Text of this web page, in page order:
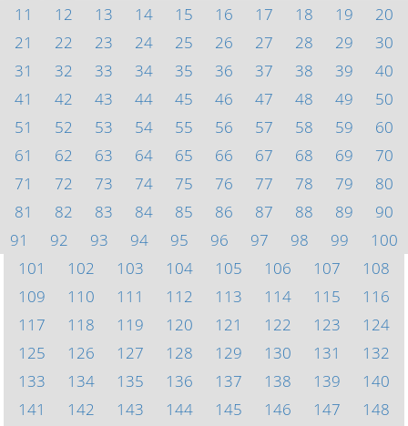
11
12 13 14 15 16 17 18 19
20
21
22 23 24 25 26 27 28 29
30
31
32 33 34 35 36 37 38 39
40
41
42 43 44 45 46 47 48 49
50
51
52 53 54 55 56 57 58 59
60
61
62 63 64 65 66 67 68 69
70
71
72 73 74 75 76 77 78 79
80
81
82 83 84 85 86 87 88 89
90
91
92 93 94 95 96 97 98 99
100
101
102 103 104 105 106 107
108
109
110 111 112 113 114 115
116
117
118 119 120 121 122 123
124
125
126 127 128 129 130 131
132
133
134 135 136 137 138 139
140
141
142 143 144 145 146 147
148